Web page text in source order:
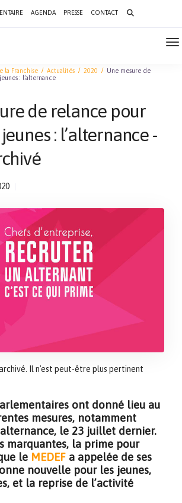
AGENDA PRESSE CONTACT
Search
for:
la Franchise Actualités 2020
Une mesure de
: l’alternance
de relance pour
: l’alternance -
Il n'est peut-être plus pertinent
ont donné lieu au
mesures, notamment
le 23 juillet dernier.
marquantes, la prime pour
le MEDEF a appelée de ses
nouvelle pour les jeunes,
et la reprise de l’activité